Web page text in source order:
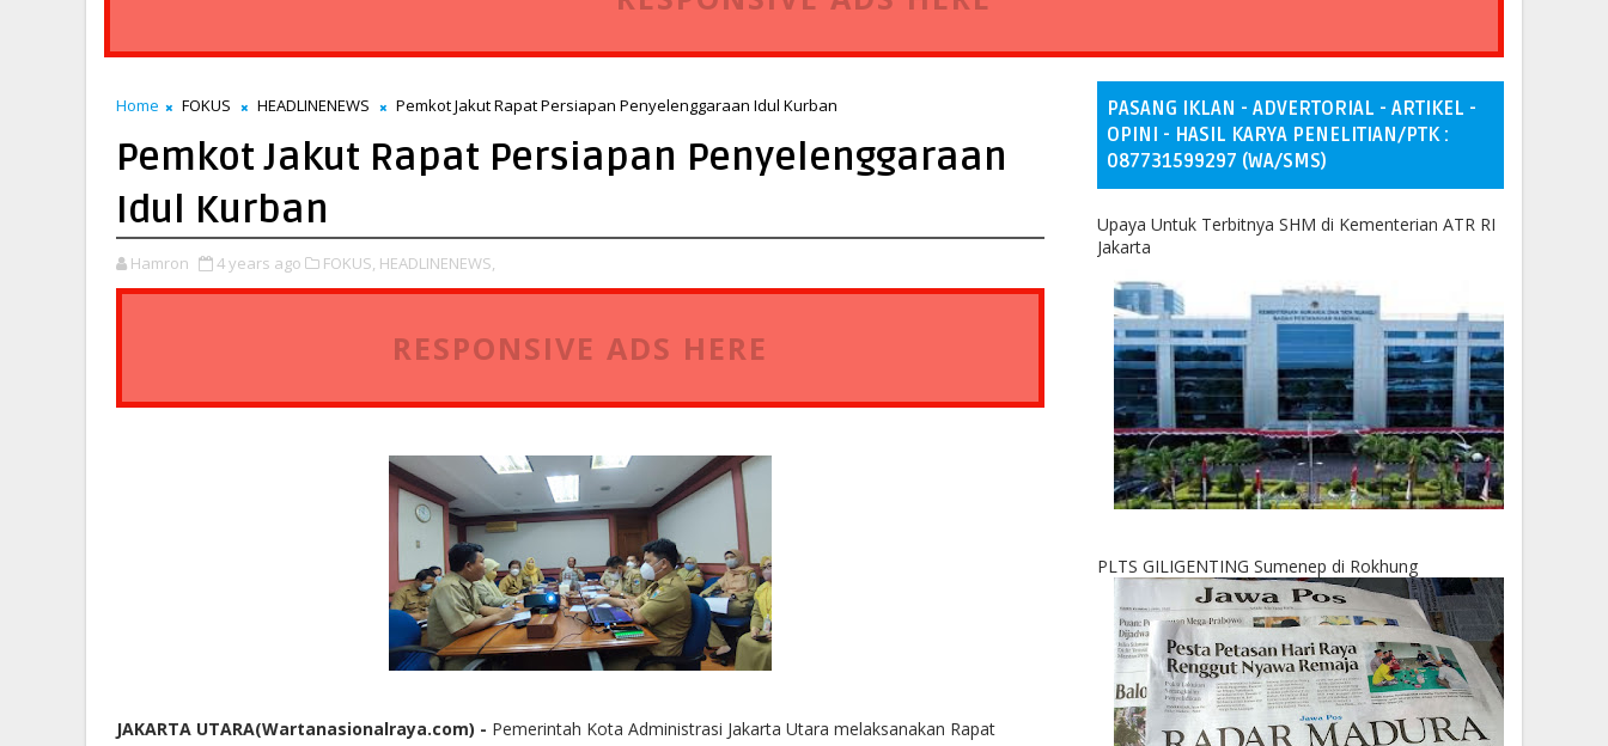
Home FOKUS HEADLINENEWS Pemkot Jakut Rapat Persiapan Penyelenggaraan Idul Kurban
Pemkot Jakut Rapat Persiapan Penyelenggaraan
Idul Kurban
Hamron 4 years ago FOKUS, HEADLINENEWS,
RESPONSIVE ADS HERE
JAKARTA UTARA(Wartanasionalraya.com) - Pemerintah Kota Administrasi Jakarta Utara melaksanakan Rapat
PASANG IKLAN - ADVERTORIAL - ARTIKEL -
OPINI - HASIL KARYA PENELITIAN/PTK :
087731599297 (WA/SMS)
Upaya Untuk Terbitnya SHM di Kementerian ATR RI
Jakarta
PLTS GILIGENTING Sumenep di Rokhung